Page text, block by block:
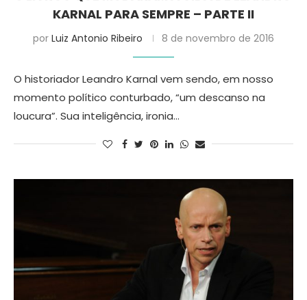
KARNAL PARA SEMPRE – PARTE II
por Luiz Antonio Ribeiro 8 de novembro de 2016
O historiador Leandro Karnal vem sendo, em nosso
momento político conturbado, “um descanso na
loucura”. Sua inteligência, ironia…